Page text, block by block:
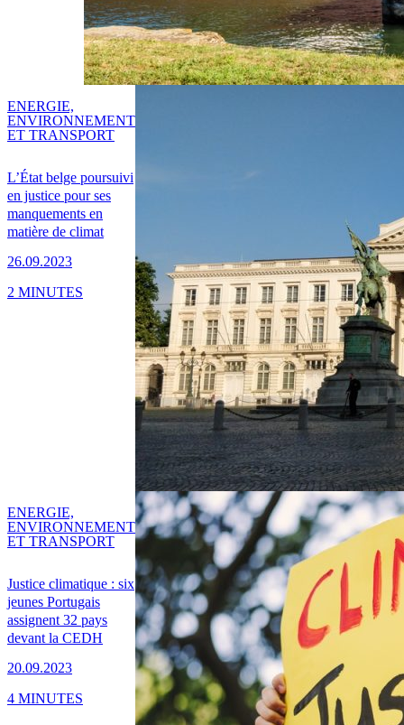
L’État belge poursuivi
en justice pour ses
manquements en
matière de climat
26.09.2023
ENERGIE,
ENVIRONNEMENT
ET TRANSPORT
2 MINUTES
Justice climatique : six
jeunes Portugais
assignent 32 pays
devant la CEDH
20.09.2023
ENERGIE,
ENVIRONNEMENT
ET TRANSPORT
4 MINUTES